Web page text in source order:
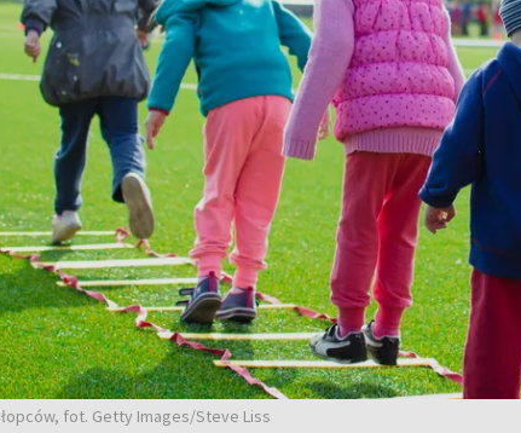
fot. Getty Images/Steve Liss